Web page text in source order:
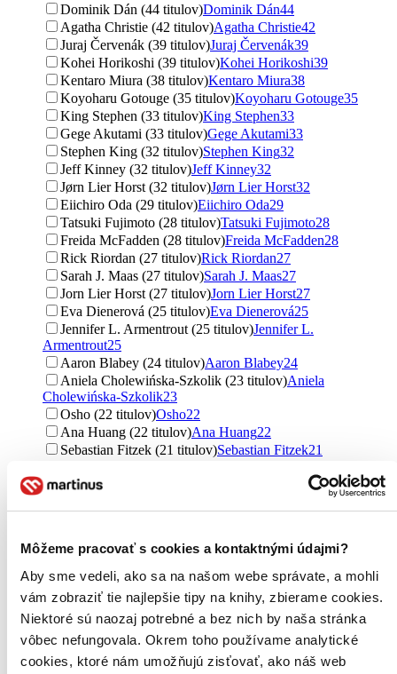
Môžeme pracovať s cookies a kontaktnými údajmi?
Aby sme vedeli, ako sa na našom webe správate, a mohli
vám zobraziť tie najlepšie tipy na knihy, zbierame cookies.
Niektoré sú naozaj potrebné a bez nich by naša stránka
vôbec nefungovala. Okrem toho používame analytické
cookies, ktoré nám umožňujú zisťovať, ako náš web
Dominik Dán (44 titulov)Dominik Dán44
Agatha Christie (42 titulov)Agatha Christie42
Juraj Červenák (39 titulov)Juraj Červenák39
Kohei Horikoshi (39 titulov)Kohei Horikoshi39
Kentaro Miura (38 titulov)Kentaro Miura38
Koyoharu Gotouge (35 titulov)Koyoharu Gotouge35
King Stephen (33 titulov)King Stephen33
Gege Akutami (33 titulov)Gege Akutami33
Stephen King (32 titulov)Stephen King32
Jeff Kinney (32 titulov)Jeff Kinney32
Jørn Lier Horst (32 titulov)Jørn Lier Horst32
Eiichiro Oda (29 titulov)Eiichiro Oda29
Tatsuki Fujimoto (28 titulov)Tatsuki Fujimoto28
Freida McFadden (28 titulov)Freida McFadden28
Rick Riordan (27 titulov)Rick Riordan27
Sarah J. Maas (27 titulov)Sarah J. Maas27
Jorn Lier Horst (27 titulov)Jorn Lier Horst27
Eva Dienerová (25 titulov)Eva Dienerová25
Jennifer L. Armentrout (25 titulov)Jennifer L.
Armentrout25
Aaron Blabey (24 titulov)Aaron Blabey24
Aniela Cholewińska-Szkolik (23 titulov)Aniela
Cholewińska-Szkolik23
Osho (22 titulov)Osho22
Ana Huang (22 titulov)Ana Huang22
Sebastian Fitzek (21 titulov)Sebastian Fitzek21
Ďalšie možnosti
Ikar (813 titulov)Ikar813
Svojtka&Co. (718 titulov)Svojtka&Co.718
Crew (539 titulov)Crew
Stonožka (471 titulov)
Stonožka
471
Tatran (334 titulov)Tatran334
Lindeni (309 titulov)Lindeni 309
Fragment (302 titulov)Fragment302